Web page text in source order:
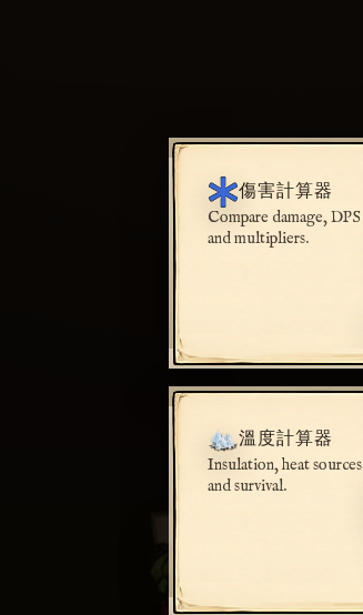
傷害計算器
Compare damage, DPS
and multipliers.
溫度計算器
Insulation, heat sources
and survival.